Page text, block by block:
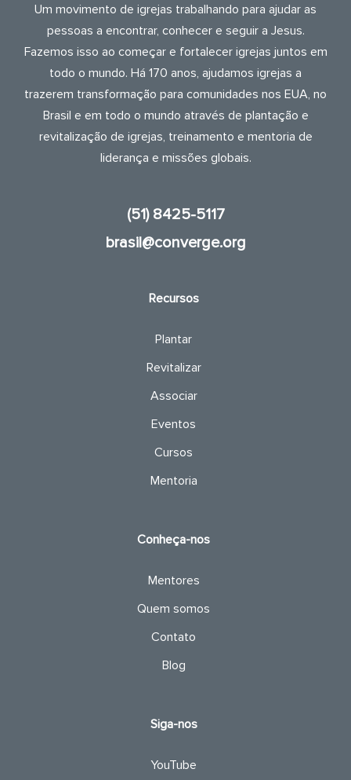
Um movimento de igrejas trabalhando para ajudar as
pessoas a encontrar, conhecer e seguir a Jesus.
Fazemos isso ao começar e fortalecer igrejas juntos em
todo o mundo. Há 170 anos, ajudamos igrejas a
trazerem transformação para comunidades nos EUA, no
Brasil e em todo o mundo através de plantação e
revitalização de igrejas, treinamento e mentoria de
liderança e missões globais.
(51) 8425-5117
brasil@converge.org
Recursos
Plantar
Revitalizar
Associar
Eventos
Cursos
Mentoria
Conheça-nos
Mentores
Quem somos
Contato
Blog
Siga-nos
YouTube